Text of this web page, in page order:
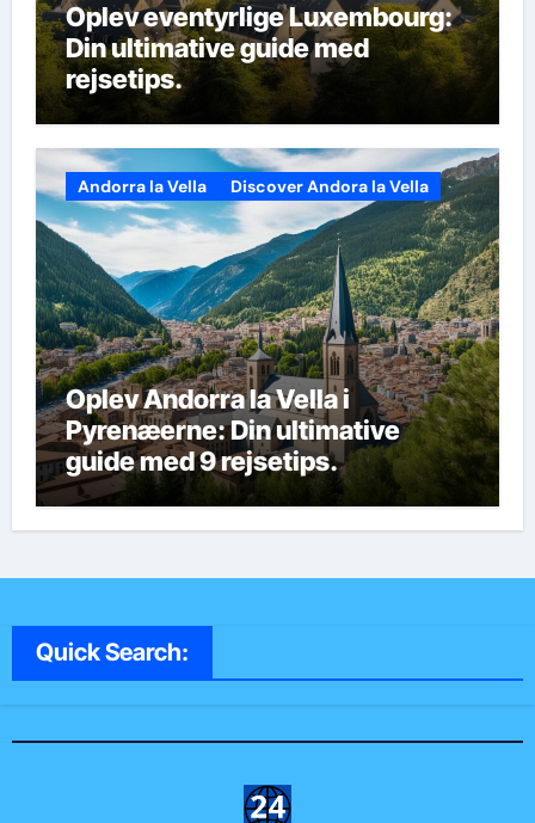
Oplev eventyrlige Luxembourg:
Din ultimative guide med
rejsetips.
Andorra la Vella Discover Andora la Vella
Oplev Andorra la Vella i
Pyrenæerne: Din ultimative
guide med 9 rejsetips.
Quick Search: